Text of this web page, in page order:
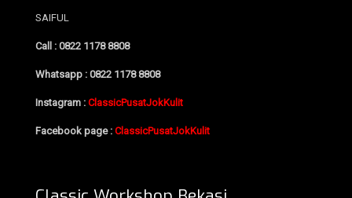
SAIFUL
Call : 0822 1178 8808
Whatsapp : 0822 1178 8808
Instagram : ClassicPusatJokKulit
Facebook page : ClassicPusatJokKulit